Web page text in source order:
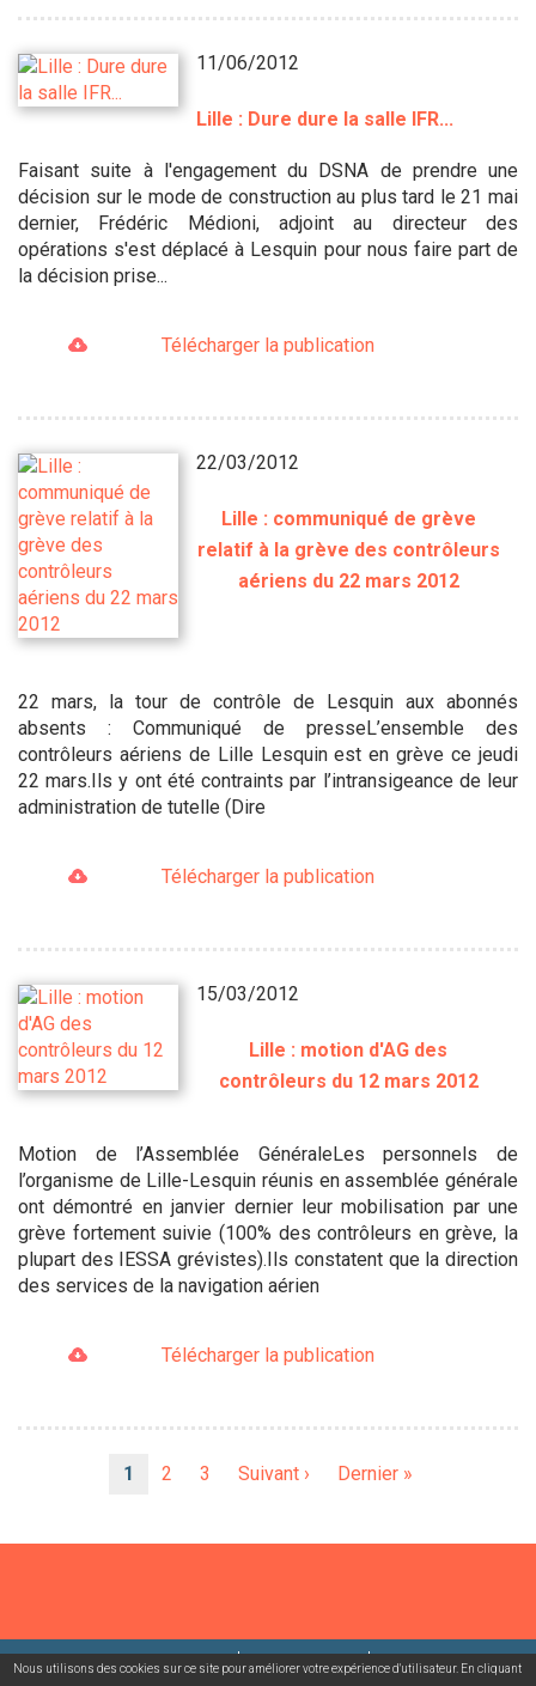
11/06/2012
Lille : Dure dure la salle IFR...
Faisant suite à l'engagement du DSNA de prendre une
décision sur le mode de construction au plus tard le 21 mai
dernier, Frédéric Médioni, adjoint au directeur des
opérations s'est déplacé à Lesquin pour nous faire part de
la décision prise...
Télécharger la publication
22/03/2012
Lille : communiqué de grève
relatif à la grève des contrôleurs
aériens du 22 mars 2012
22 mars, la tour de contrôle de Lesquin aux abonnés
absents : Communiqué de presseL’ensemble des
contrôleurs aériens de Lille Lesquin est en grève ce jeudi
22 mars.Ils y ont été contraints par l’intransigeance de leur
administration de tutelle (Dire
Télécharger la publication
15/03/2012
Lille : motion d'AG des
contrôleurs du 12 mars 2012
Motion de l’Assemblée GénéraleLes personnels de
l’organisme de Lille-Lesquin réunis en assemblée générale
ont démontré en janvier dernier leur mobilisation par une
grève fortement suivie (100% des contrôleurs en grève, la
plupart des IESSA grévistes).Ils constatent que la direction
des services de la navigation aérien
Télécharger la publication
Page
1 Page
2 Page
3
Page
Suivant ›
Dernière
Dernier »
©2026 USACcgt Mentions légales Contact
Nous utilisons des cookies sur ce site pour améliorer votre expérience d'utilisateur. En cliquant